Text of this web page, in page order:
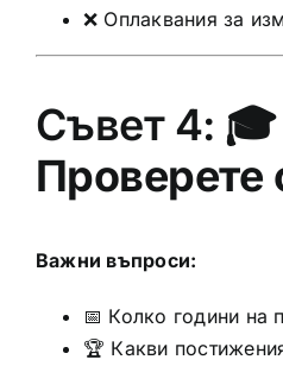
❌ Оплаквания за
Съвет 4: 🎓
Проверете
Важни въпроси:
📅 Колко години на
🏆 Какви